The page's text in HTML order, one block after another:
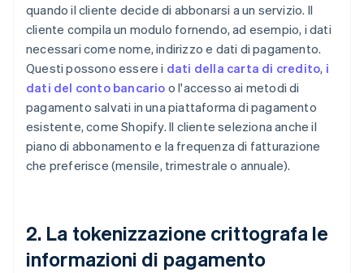
quando il cliente decide di abbonarsi a un servizio. Il
cliente compila un modulo fornendo, ad esempio, i dati
necessari come nome, indirizzo e dati di pagamento.
Questi possono essere i dati della carta di credito, i
dati del conto bancario o l'accesso ai metodi di
pagamento salvati in una piattaforma di pagamento
esistente, come Shopify. Il cliente seleziona anche il
piano di abbonamento e la frequenza di fatturazione
che preferisce (mensile, trimestrale o annuale).
2. La tokenizzazione crittografa le
informazioni di pagamento